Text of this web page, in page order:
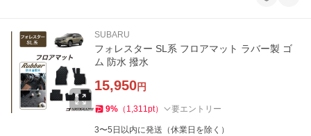
SUBARU
フォレスター SL系 フロアマット ラバー製 ゴ
ム 防水 撥水
15,950円
9% （ 1,311pt） 要エントリー
3〜5日以内に発送（休業日を除く）